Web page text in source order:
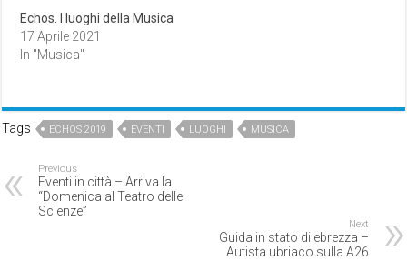
Echos. I luoghi della Musica
17 Aprile 2021
In "Musica"
Tags ECHOS 2019 EVENTI LUOGHI MUSICA
Previous
Eventi in città – Arriva la
“Domenica al Teatro delle
Scienze”
Next
Guida in stato di ebrezza –
Autista ubriaco sulla A26